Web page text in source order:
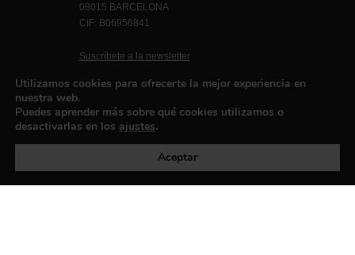
08015 BARCELONA
CIF: B06956841
Suscríbete a la newsletter
Política de privacidad
Utilizamos cookies para ofrecerte la mejor experiencia en
nuestra web.
Puedes aprender más sobre qué cookies utilizamos o
desactivarlas en los ajustes.
Aceptar